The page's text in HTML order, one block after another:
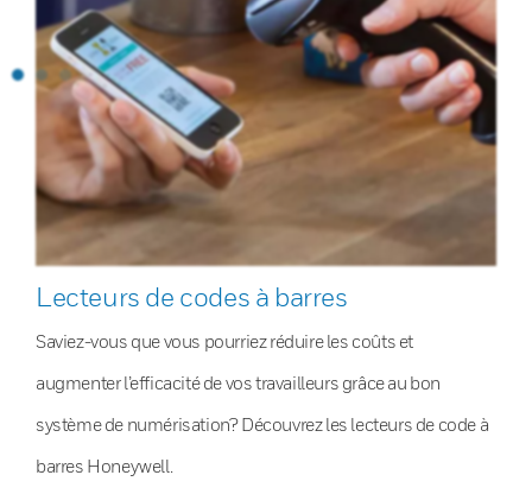
Lecteurs de codes à barres
Saviez-vous que vous pourriez réduire les coûts et
augmenter l’efficacité de vos travailleurs grâce au bon
système de numérisation? Découvrez les lecteurs de code à
barres Honeywell.